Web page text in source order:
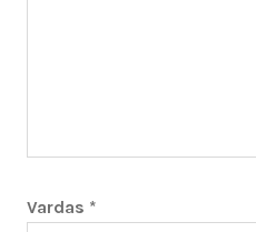
Vardas *